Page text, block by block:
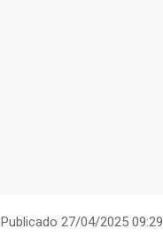
Publicado 27/04/2025 09:29